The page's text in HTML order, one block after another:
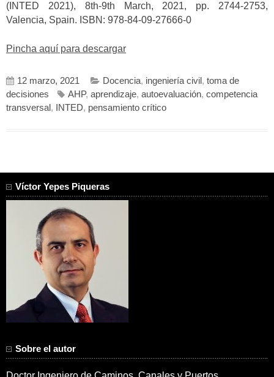
(INTED 2021), 8th-9th March, 2021, pp. 2744-2753,
Valencia, Spain. ISBN: 978-84-09-27666-0
Pincha aquí para descargar
12 marzo, 2021 Docencia, ingeniería civil , toma de
decisiones
AHP, aprendizaje, autoevaluación, competencia
transversal , INTED, pensamiento crítico
Víctor Yepes Piqueras
Sobre el autor